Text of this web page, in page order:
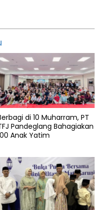
di 10 Muharram, PT
Pandeglang Bahagiakan
Anak Yatim